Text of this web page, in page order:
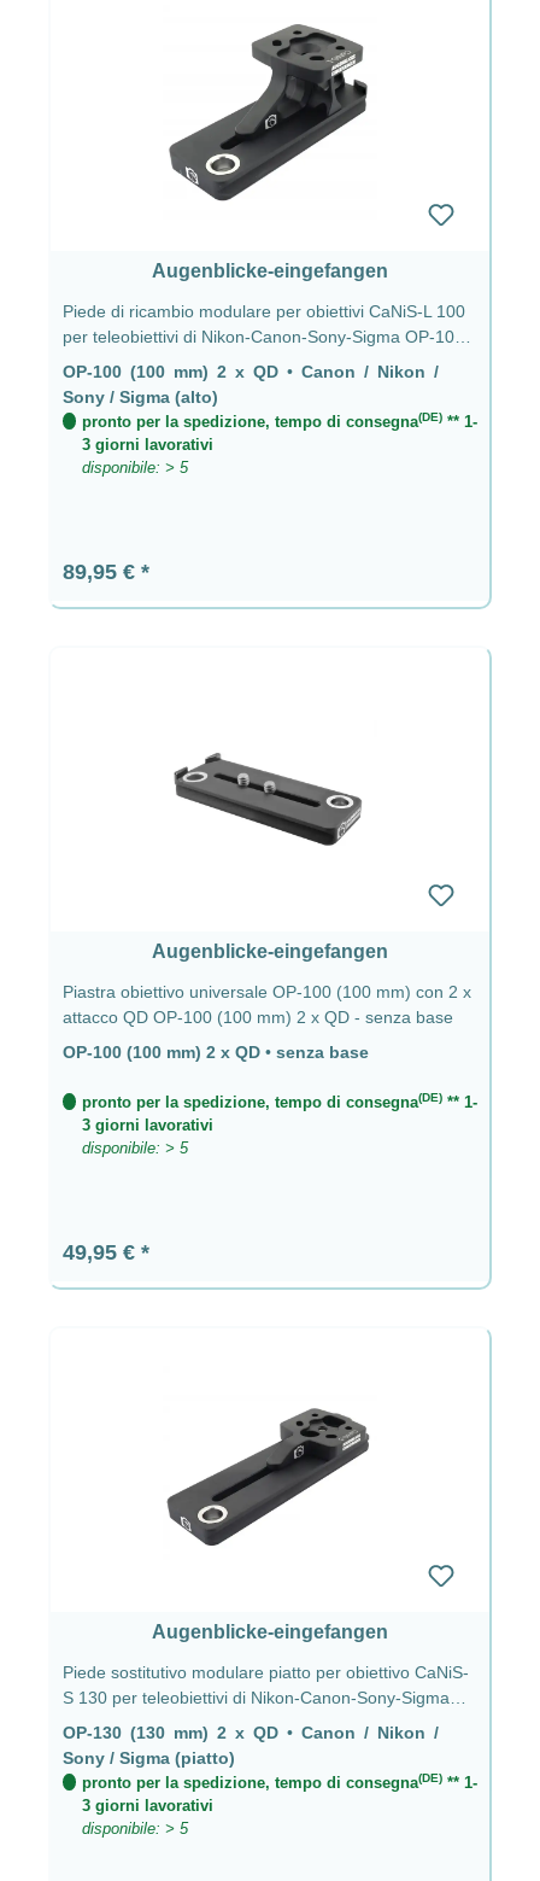
Augenblicke-eingefangen
Piede di ricambio modulare per obiettivi CaNiS-L 100
per teleobiettivi di Nikon-Canon-Sony-Sigma OP-100
(100 mm) 2 x QD - CaNiS-L (alto)
OP-100 (100 mm) 2 x QD • Canon / Nikon /
Sony / Sigma (alto)
pronto per la spedizione, tempo di consegna(DE)** 1-
3 giorni lavorativi
disponibile: > 5
Prezzo normale:
89,95 €
Augenblicke-eingefangen
Piastra obiettivo universale OP-100 (100 mm) con 2 x
attacco QD OP-100 (100 mm) 2 x QD - senza base
OP-100 (100 mm) 2 x QD • senza base
pronto per la spedizione, tempo di consegna(DE)** 1-
3 giorni lavorativi
disponibile: > 5
Prezzo normale:
49,95 €
Augenblicke-eingefangen
Piede sostitutivo modulare piatto per obiettivo CaNiS-
S 130 per teleobiettivi di Nikon-Canon-Sony-Sigma
OP-130 (130 mm) 2 x QD - CaNiS-S (piatto)
OP-130 (130 mm) 2 x QD • Canon / Nikon /
Sony / Sigma (piatto)
pronto per la spedizione, tempo di consegna(DE)** 1-
3 giorni lavorativi
disponibile: > 5